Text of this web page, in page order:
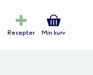
Resepter Min kurv